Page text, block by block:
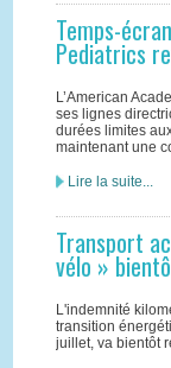
Temps-
Pediatrics
L’American
ses lignes
durées limites
maintenant une
Lire la suite...
Transport
vélo »
L'indemnité
transition
juillet, va bientôt